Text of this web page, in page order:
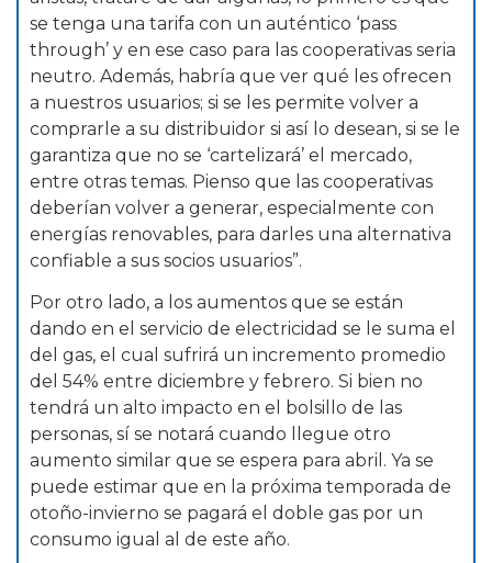
se tenga una tarifa con un auténtico ‘pass
through’ y en ese caso para las cooperativas seria
neutro. Además, habría que ver qué les ofrecen
a nuestros usuarios; si se les permite volver a
comprarle a su distribuidor si así lo desean, si se le
garantiza que no se ‘cartelizará’ el mercado,
entre otras temas. Pienso que las cooperativas
deberían volver a generar, especialmente con
energías renovables, para darles una alternativa
confiable a sus socios usuarios”.
Por otro lado, a los aumentos que se están
dando en el servicio de electricidad se le suma el
del gas, el cual sufrirá un incremento promedio
del 54% entre diciembre y febrero. Si bien no
tendrá un alto impacto en el bolsillo de las
personas, sí se notará cuando llegue otro
aumento similar que se espera para abril. Ya se
puede estimar que en la próxima temporada de
otoño-invierno se pagará el doble gas por un
consumo igual al de este año.